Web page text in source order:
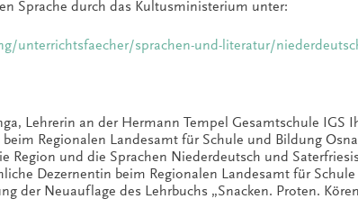
Sprache durch das Kultusministerium unter:
unterrichtsfaecher/sprachen-und-literatur/
Lehrerin an der Hermann Tempel Gesamtschule IGS
Regionalen Landesamt für Schule und Bildung
Region und die Sprachen Niederdeutsch und
Dezernentin beim Regionalen Landesamt für
der Neuauflage des Lehrbuchs „Snacken. Proten.